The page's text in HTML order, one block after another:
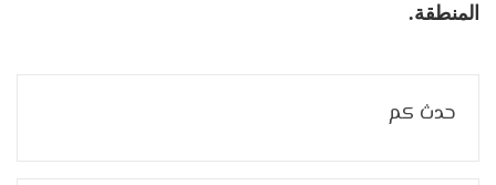
المنطقة.
حدث كم